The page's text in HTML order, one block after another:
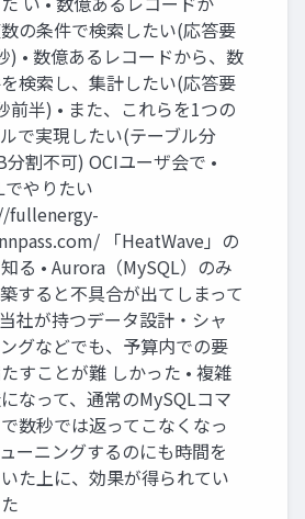
の条件で検索したい(応答要
) • 数億あるレコードから、数
検索し、集計したい(応答要
前半) • また、これらを1つの
で実現したい(テーブル分
分割不可) OCIユーザ会で •
でやりたい
fullenergy-
「HeatWave」の
る • Aurora（MySQL）のみ
すると不具合が出てしまって
社が持つデータ設計・シャ
グなどでも、予算内での要
すことが難 しかった • 複雑
なって、通常のMySQLコマ
数秒では返ってこなくなっ
ーニングするのにも時間を
た上に、効果が得られてい